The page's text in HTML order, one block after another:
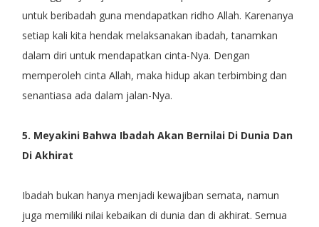
untuk beribadah guna mendapatkan ridho Allah. Karenanya
setiap kali kita hendak melaksanakan ibadah, tanamkan
dalam diri untuk mendapatkan cinta-Nya. Dengan
memperoleh cinta Allah, maka hidup akan terbimbing dan
senantiasa ada dalam jalan-Nya.
5. Meyakini Bahwa Ibadah Akan Bernilai Di Dunia Dan
Di Akhirat
Ibadah bukan hanya menjadi kewajiban semata, namun
juga memiliki nilai kebaikan di dunia dan di akhirat. Semua